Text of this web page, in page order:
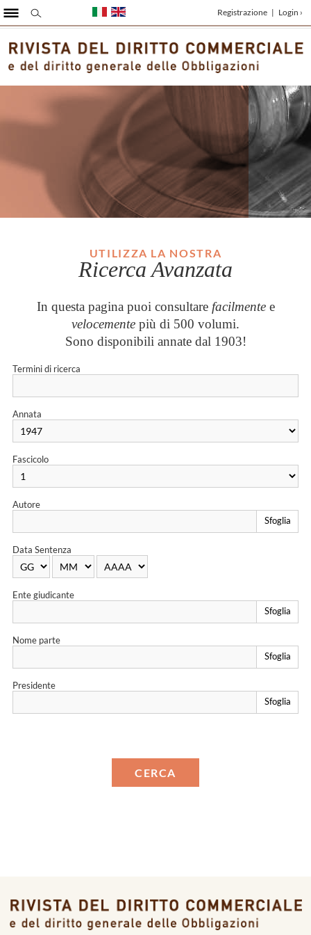
UTILIZZA LA NOSTRA
Ricerca Avanzata
In questa pagina puoi consultare facilmentee
velocemente più di 500 volumi.
Sono disponibili annate dal 1903!
Termini di ricerca
Annata
Fascicolo
Autore
Sfoglia
Data Sentenza
Ente giudicante
Sfoglia
Nome parte
Sfoglia
Presidente
Sfoglia
Registrazione | Login ›